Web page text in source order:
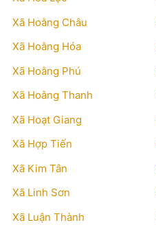
Xã Hoằng Châu
Xã Hoằng Hóa
Xã Hoằng Phú
Xã Hoằng Thanh
Xã Hoạt Giang
Xã Hợp Tiến
Xã Kim Tân
Xã Linh Sơn
Xã Luận Thành